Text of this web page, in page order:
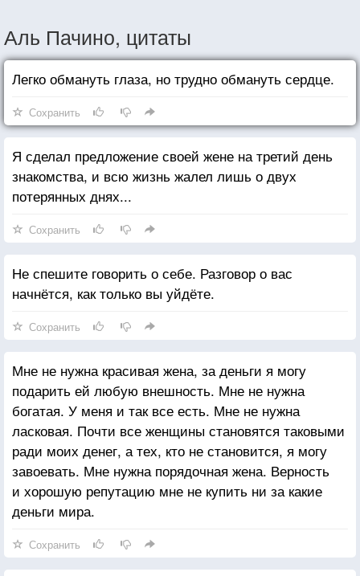
Аль Пачино, цитаты
Легко обмануть глаза, но трудно обмануть сердце.
Сохранить
Я сделал предложение своей жене на третий день
знакомства, и всю жизнь жалел лишь о двух
потерянных днях...
Сохранить
Не спешите говорить о себе. Разговор о вас
начнётся, как только вы уйдёте.
Сохранить
Мне не нужна красивая жена, за деньги я могу
подарить ей любую внешность. Мне не нужна
богатая. У меня и так все есть. Мне не нужна
ласковая. Почти все женщины становятся таковыми
ради моих денег, а тех, кто не становится, я могу
завоевать. Мне нужна порядочная жена. Верность
и хорошую репутацию мне не купить ни за какие
деньги мира.
Сохранить